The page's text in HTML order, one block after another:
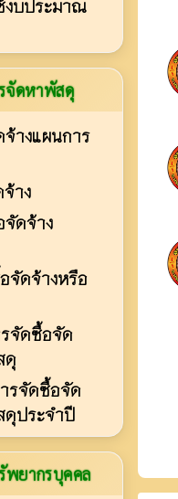
งบประมาณ
จัดหาพัสดุ
างแผนการ
าง
ดจ้าง
จัดจ้างหรือ
จัดซื้อจัด
ดุ
รจัดซื้อจัด
ดุประจำปี
พยากรบุคคล